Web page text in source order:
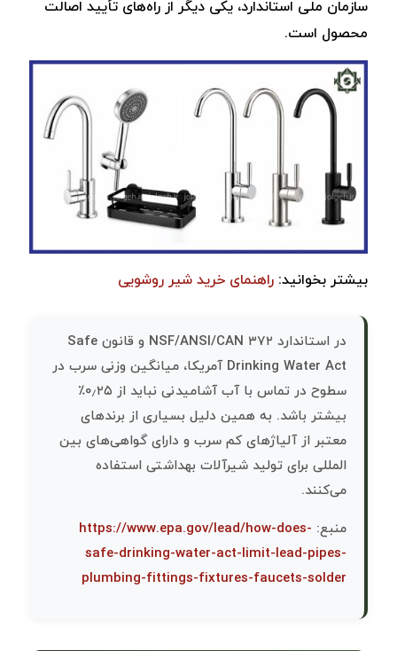
سازمان ملی استاندارد، یکی دیگر از راه‌های تأیید اصالت
محصول است.
بیشتر بخوانید: راهنمای خرید شیر روشویی
در استاندارد NSF/ANSI/CAN ۳۷۲ و قانون Safe
Drinking Water Act آمریکا، میانگین وزنی سرب در
سطوح در تماس با آب آشامیدنی نباید از ۰٫۲۵٪
بیشتر باشد. به همین دلیل بسیاری از برندهای
معتبر از آلیاژهای کم ‌سرب و دارای گواهی‌های بین‌
المللی برای تولید شیرآلات بهداشتی استفاده
می‌کنند.
منبع: https://www.epa.gov/lead/how-does-
safe-drinking-water-act-limit-lead-pipes-
plumbing-fittings-fixtures-faucets-solder